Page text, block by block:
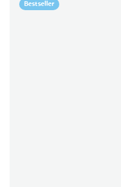
Bestseller